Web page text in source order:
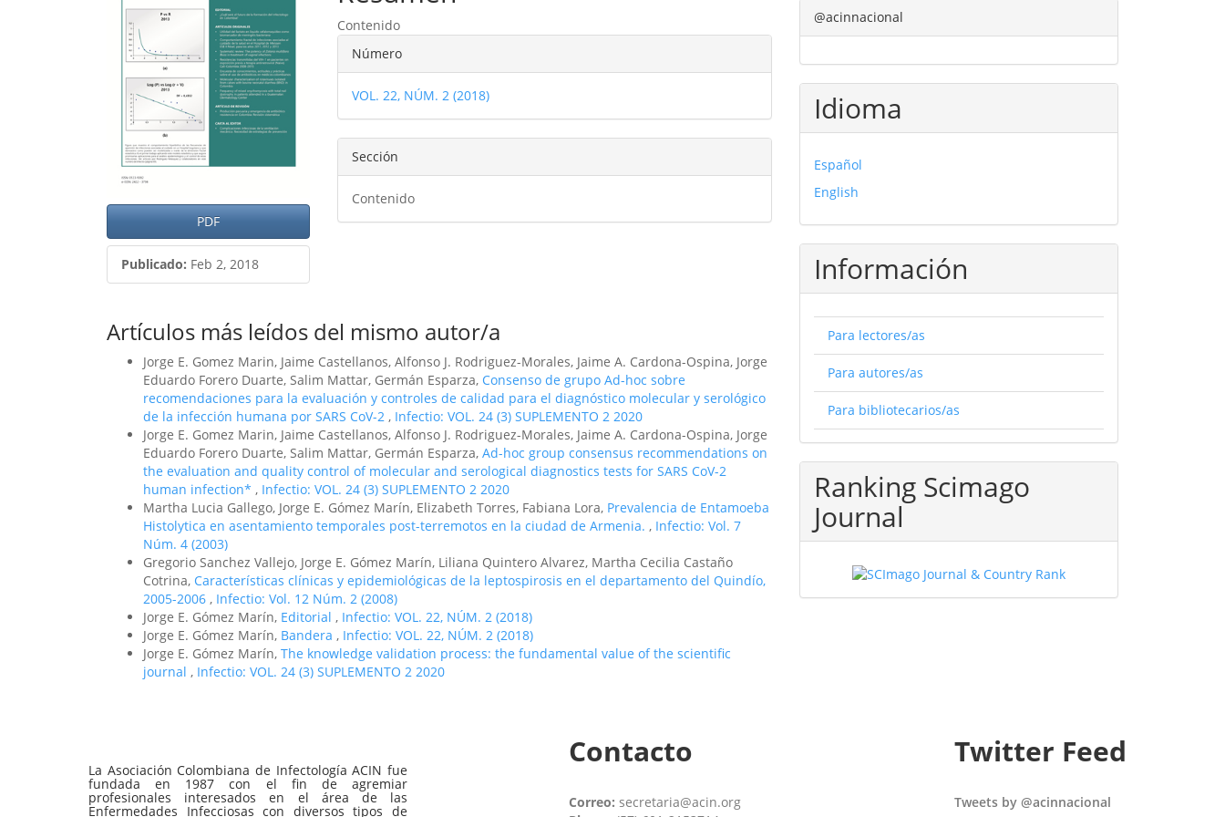
del
artículo
PDF
Publicado: Feb 2, 2018
del
artículo
Contenido
Detalles
del
artículo
Número
VOL. 22, NÚM. 2 (2018)
Sección
Contenido
Artículos más leídos del mismo autor/a
Jorge E. Gomez Marin, Jaime Castellanos, Alfonso J. Rodriguez-Morales, Jaime A. Cardona-Ospina, Jorge
Eduardo Forero Duarte, Salim Mattar, Germán Esparza, Consenso de grupo Ad-hoc sobre
recomendaciones para la evaluación y controles de calidad para el diagnóstico molecular y serológico
de la infección humana por SARS CoV-2 , Infectio: VOL. 24 (3) SUPLEMENTO 2 2020
Jorge E. Gomez Marin, Jaime Castellanos, Alfonso J. Rodriguez-Morales, Jaime A. Cardona-Ospina, Jorge
Eduardo Forero Duarte, Salim Mattar, Germán Esparza, Ad-hoc group consensus recommendations on
the evaluation and quality control of molecular and serological diagnostics tests for SARS CoV-2
human infection* , Infectio: VOL. 24 (3) SUPLEMENTO 2 2020
Martha Lucia Gallego, Jorge E. Gómez Marín, Elizabeth Torres, Fabiana Lora, Prevalencia de Entamoeba
Histolytica en asentamiento temporales post-terremotos en la ciudad de Armenia. , Infectio: Vol. 7
Núm. 4 (2003)
Gregorio Sanchez Vallejo, Jorge E. Gómez Marín, Liliana Quintero Alvarez, Martha Cecilia Castaño
Cotrina, Características clínicas y epidemiológicas de la leptospirosis en el departamento del Quindío,
2005-2006 , Infectio: Vol. 12 Núm. 2 (2008)
Jorge E. Gómez Marín, Editorial , Infectio: VOL. 22, NÚM. 2 (2018)
Jorge E. Gómez Marín, Bandera , Infectio: VOL. 22, NÚM. 2 (2018)
Jorge E. Gómez Marín, The knowledge validation process: the fundamental value of the scientific
journal , Infectio: VOL. 24 (3) SUPLEMENTO 2 2020
@acinnacional
Idioma
Español
English
Información
Para lectores/as
Para autores/as
Para bibliotecarios/as
Ranking Scimago
Journal
La Asociación Colombiana de Infectología ACIN fue
fundada en 1987 con el fin de agremiar
profesionales interesados en el área de las
Enfermedades Infecciosas con diversos tipos de
Contacto
Correo: secretaria@acin.org
Twitter Feed
Tweets by @acinnacional